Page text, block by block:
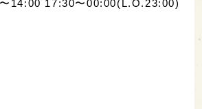
14:00 17:30〜00:00(L.O.23:00)